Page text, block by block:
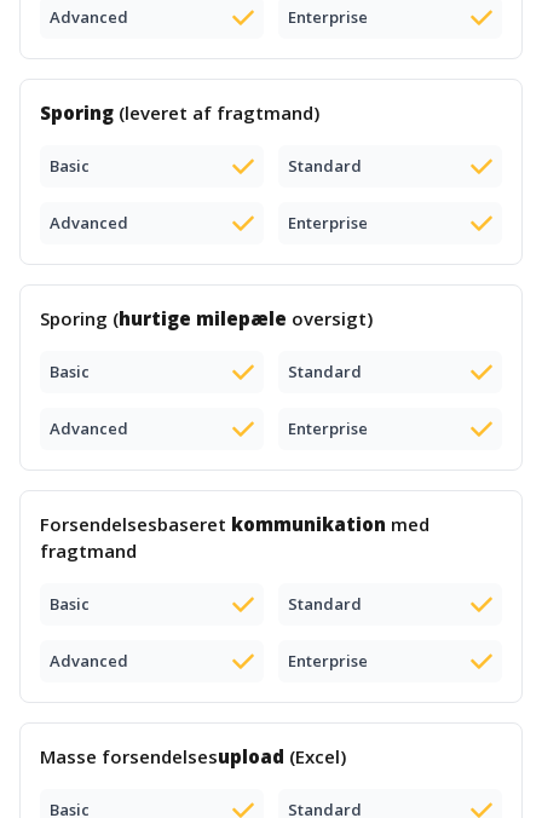
Advanced Enterprise
Sporing (leveret af fragtmand)
Basic Standard
Advanced Enterprise
Sporing (hurtige milepæle oversigt)
Basic Standard
Advanced Enterprise
Forsendelsesbaseret kommunikation med
fragtmand
Basic Standard
Advanced Enterprise
Masse forsendelsesupload (Excel)
Basic Standard